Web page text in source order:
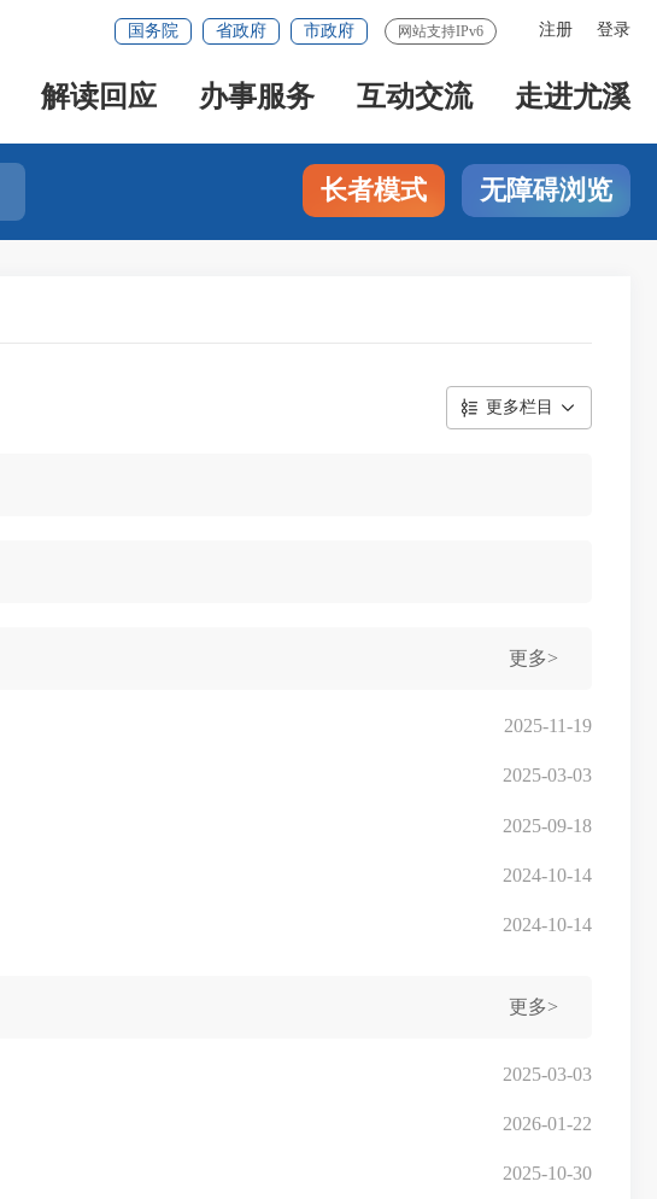
注册 登录
国务院 省政府 市政府 网站支持IPv6
解读回应 办事服务 互动交流 走进尤溪
长者模式 无障碍浏览
更多栏目
更多>
2025-11-19
2025-03-03
2025-09-18
2024-10-14
2024-10-14
更多>
2025-03-03
2026-01-22
2025-10-30